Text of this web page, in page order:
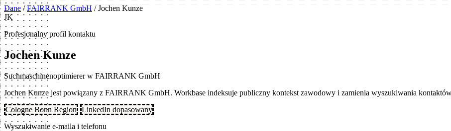
Dane / FAIRRANK GmbH / Jochen Kunze
JK
Profesjonalny profil kontaktu
Jochen Kunze
Suchmaschinenoptimierer w FAIRRANK GmbH
Jochen Kunze jest powiązany z FAIRRANK GmbH. Workbase indeksuje publiczny kontekst zawodowy i zamienia wyszukiwania
Cologne Bonn Region
LinkedIn dopasowany
Wyszukiwanie e-maila i telefonu